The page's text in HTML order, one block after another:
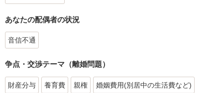
あなたの配偶者の状況
音信不通
争点・交渉テーマ（離婚問題）
財産分与 養育費 親権 婚姻費用(別居中の生活費など)